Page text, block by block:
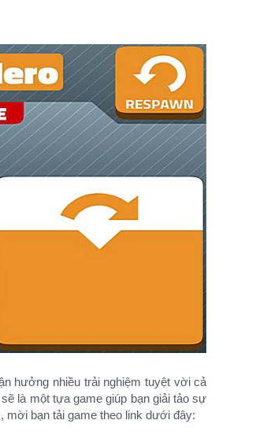
hưởng nhiều trải nghiệm tuyệt vời cả
là một tựa game giúp bạn giải tảo sự
mời bạn tải game theo link dưới đây: